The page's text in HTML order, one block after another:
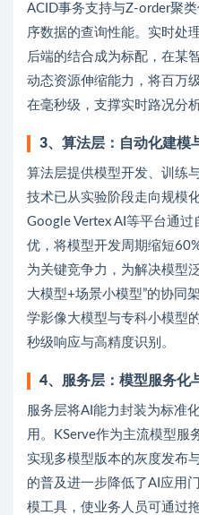
ACID事务支持与Z-order聚
序数据的查询性能。实时处
后端的结合成为标配，在某
动态资源伸缩能力，将百万
在毫秒级，支撑实时路况分
3、 算法层：自动化建模
算法层提供模型开发、训练
技术已从实验阶段走向规模
Google Vertex AI等平台通
优，将模型开发周期缩短
为关键竞争力，为解决模型
大模型+场景小模型”的协同
学影像大模型与专科小模型
秒级响应与高精度识别。
4、 服务层：模型服务化
服务层将AI能力封装为标准
用。KServe作为主流模型服
实现多模型版本的灰度发布
的普及进一步降低了AI应用
模工具，使业务人员可通过